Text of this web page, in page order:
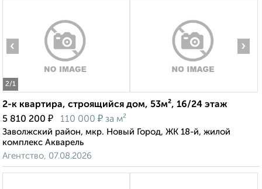
2/1
‹ ›
2-к квартира, строящийся дом, 53м², 16/24 этаж
5 810 200 ₽ 110 000 ₽ за м²
Заволжский район, мкр. Новый Город, ЖК 18-й, жилой
комплекс Акварель
Агентство, 07.08.2026